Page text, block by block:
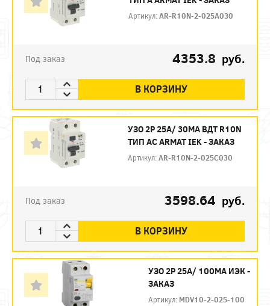
Артикул:AR-R10N-2-025A030
Под заказ 4353.8 руб.
В КОРЗИНУ
УЗО 2P 25А/ 30МА ВДТ R10N
ТИП АC ARMAT IEK - ЗАКАЗ
Артикул:AR-R10N-2-025C030
Под заказ 3598.64 руб.
В КОРЗИНУ
УЗО 2P 25А/ 100МА ИЭК -
ЗАКАЗ
Артикул: MDV10-2-025-100